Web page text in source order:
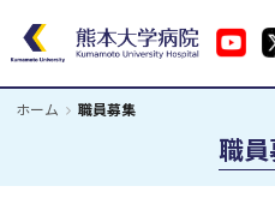
ホーム 職員募集
職ホ